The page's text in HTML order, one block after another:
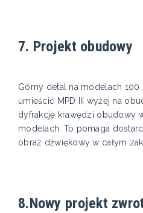
7. Projekt obudowy
Górny detal na modelach
umieścić MPD III wyżej na
dyfrakcję krawędzi obudowy
modelach. To pomaga
obraz dźwiękowy w całym
8.Nowy projekt